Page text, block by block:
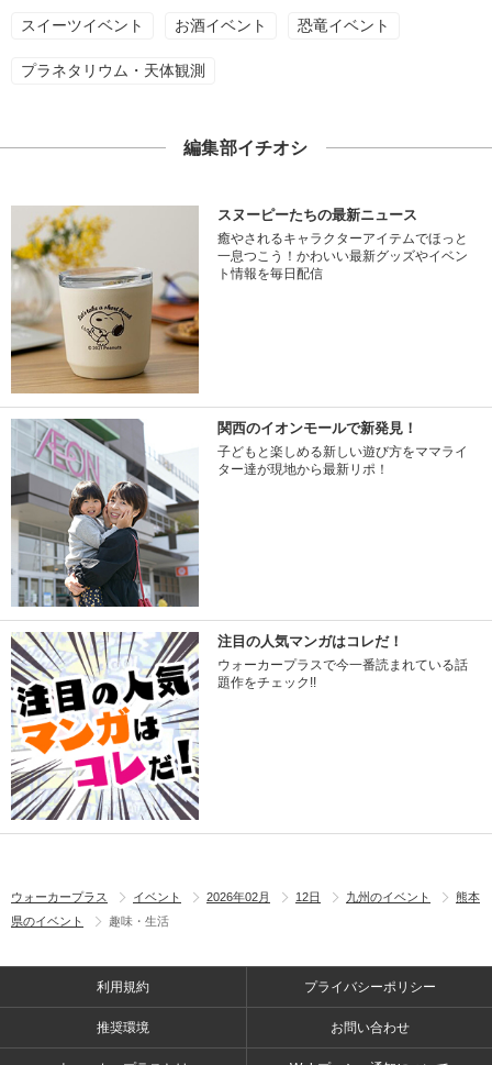
スイーツイベント お酒イベント 恐竜イベント
プラネタリウム・天体観測
編集部イチオシ
スヌーピーたちの最新ニュース
癒やされるキャラクターアイテムでほっと
一息つこう！かわいい最新グッズやイベン
ト情報を毎日配信
関西のイオンモールで新発見！
子どもと楽しめる新しい遊び方をママライ
ター達が現地から最新リポ！
注目の人気マンガはコレだ！
ウォーカープラスで今一番読まれている話
題作をチェック!!
ウォーカープラス イベント 2026年02月 12日 九州のイベント
熊本
県のイベント
趣味・生活
利用規約 プライバシーポリシー
推奨環境 お問い合わせ